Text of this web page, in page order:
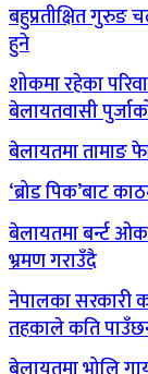
बहुप्रतीक्षित गुरुङ
हुने
शोकमा रहेका
बेलायतवासी
बेलायतमा तामाङ
‘ब्रोड पिक’बाट
बेलायतमा बर्न्ट
भ्रमण गराउँदै
नेपालका सरकारी
तहकाले कति